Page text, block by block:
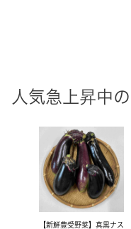
人気急上昇中
【新鮮豊受野菜】真黒ナス